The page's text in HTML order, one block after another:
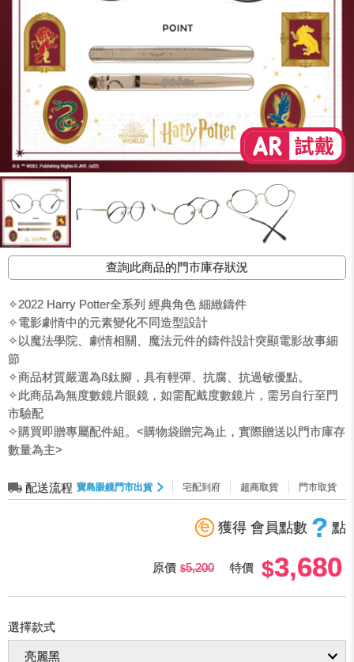
查詢此商品的門市庫存狀況
✧2022 Harry Potter全系列 經典角色 細緻鑄件
✧電影劇情中的元素變化不同造型設計
✧以魔法學院、劇情相關、魔法元件的鑄件設計突顯電影故事細
節
✧商品材質嚴選為ß鈦腳，具有輕彈、抗腐、抗過敏優點。
✧此商品為無度數鏡片眼鏡，如需配戴度數鏡片，需另自行至門
市驗配
✧購買即贈專屬配件組。<購物袋贈完為止，實際贈送以門市庫存
數量為主>
配送流程 寶島眼鏡門市出貨 宅配到府 超商取貨 門市取貨
獲得 會員點數 ? 點
原價 5,200 特價 3,680
選擇款式